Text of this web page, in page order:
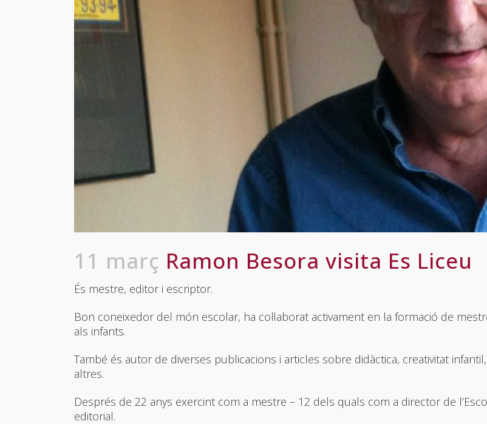
11 març Ramon Besora visita Es Liceu
És mestre, editor i escriptor.
Bon coneixedor del món escolar, ha col·laborat activament en la formació de
als infants.
També és autor de diverses publicacions i articles sobre didàctica, creativitat
altres.
Després de 22 anys exercint com a mestre – 12 dels quals com a director de
editorial.